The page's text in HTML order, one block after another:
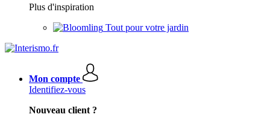
Plus d'inspiration
Tout pour votre jardin
Mon compte
Identifiez-vous
Nouveau client ?